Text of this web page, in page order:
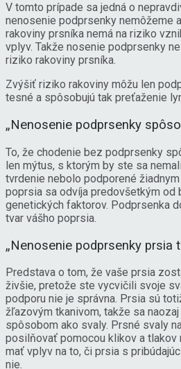
V tomto prípade sa jedná o
nenosenie podprsenky nemôžeme
rakoviny prsníka nemá na riziko
vplyv. Takže nosenie podprsenky
riziko rakoviny prsníka.
Zvýšiť riziko rakoviny môžu len
tesné a spôsobujú tak preťaženie
„Nenosenie podprsenky
To, že chodenie bez podprsenky
len mýtus, s ktorým by ste sa
tvrdenie nebolo podporené
poprsia sa odvíja predovšetkým od
genetických faktorov. Podprsenka
tvar vášho poprsia.
„Nenosenie podprsenky prsia
Predstava o tom, že vaše prsia
živšie, pretože ste vycvičili svoje
podporu nie je správna. Prsia sú
žľazovým tkanivom, takže sa
spôsobom ako svaly. Prsné svaly
posilňovať pomocou klikov a tlakov
mať vplyv na to, či prsia s
nie.